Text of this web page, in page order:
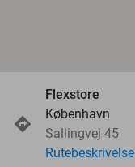
Flexstore
København
Sallingvej 45
Rutebeskrivelse